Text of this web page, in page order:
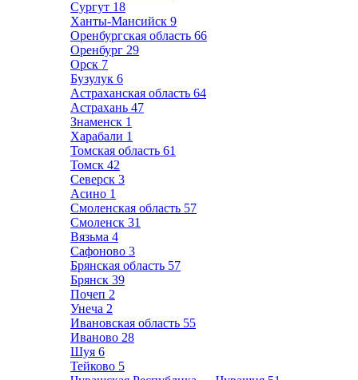
Сургут 18
Ханты-Мансийск 9
Оренбургская область 66
Оренбург 29
Орск 7
Бузулук 6
Астраханская область 64
Астрахань 47
Знаменск 1
Харабали 1
Томская область 61
Томск 42
Северск 3
Асино 1
Смоленская область 57
Смоленск 31
Вязьма 4
Сафоново 3
Брянская область 57
Брянск 39
Почеп 2
Унеча 2
Ивановская область 55
Иваново 28
Шуя 6
Тейково 5